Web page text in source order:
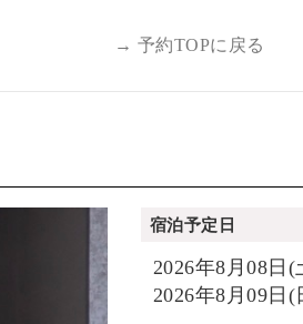
→ 予約TOPに戻る
宿泊予定日
2026年8月08日(
2026年8月09日